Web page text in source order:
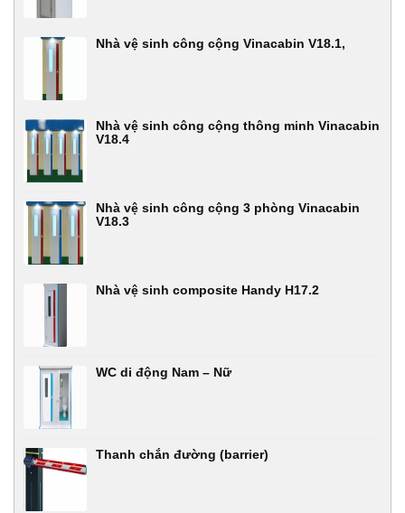
Nhà vệ sinh công cộng Vinacabin V18.1,
Nhà vệ sinh công cộng thông minh Vinacabin
V18.4
Nhà vệ sinh công cộng 3 phòng Vinacabin
V18.3
Nhà vệ sinh composite Handy H17.2
WC di động Nam – Nữ
Thanh chắn đường (barrier)